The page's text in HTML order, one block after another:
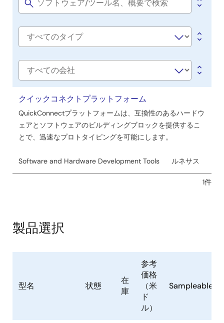
ト
ウ
ア
／
ツ
ー
ル
Software
Software
社
名
クイックコネクトプラットフォーム
QuickConnectプラットフォームは、互換性のあるハードウ
ェアとソフトウェアのビルディングブロックを提供するこ
とで、迅速なプロトタイピングを可能にします。
Software and Hardware Development Tools ルネサス
1件
製品選択
型名 状態
在
庫
参考
価格
（米
ド
ル）
Sampleable